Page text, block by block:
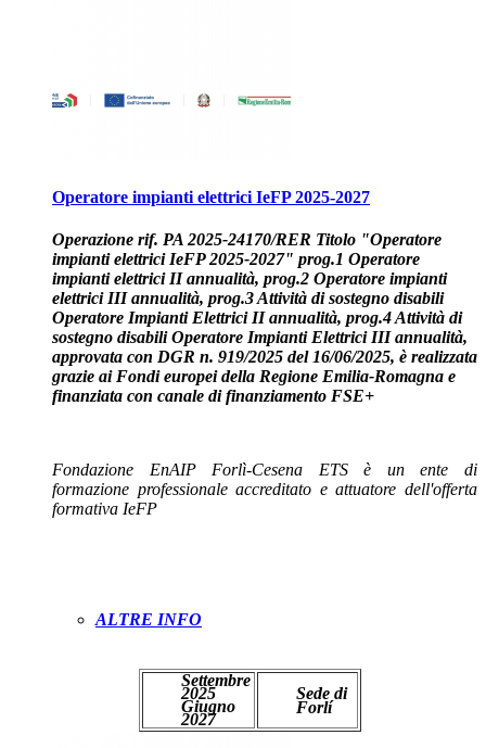
Operatore impianti elettrici IeFP 2025-2027
Operazione rif. PA 2025-24170/RER Titolo "Operatore
impianti elettrici IeFP 2025-2027" prog.1 Operatore
impianti elettrici II annualità, prog.2 Operatore impianti
elettrici III annualità, prog.3 Attività di sostegno disabili
Operatore Impianti Elettrici II annualità, prog.4 Attività di
sostegno disabili Operatore Impianti Elettrici III annualità,
approvata con DGR n. 919/2025 del 16/06/2025, è realizzata
grazie ai Fondi europei della Regione Emilia-Romagna e
finanziata con canale di finanziamento FSE+
Fondazione EnAIP Forlì-Cesena ETS è un ente di
formazione professionale accreditato e attuatore dell'offerta
formativa IeFP
ALTRE INFO
Settembre
2025
Giugno
2027
Sede di
Forlí